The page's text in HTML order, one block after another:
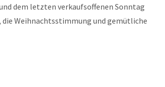
dem letzten verkaufsoffenen Sonntag
die Weihnachtsstimmung und gemütliche